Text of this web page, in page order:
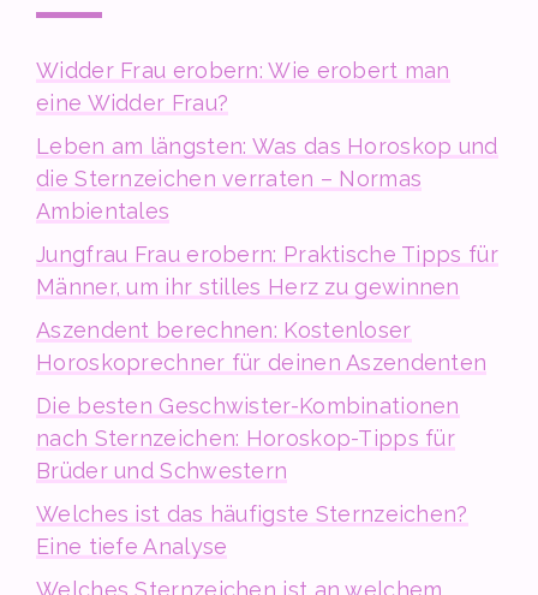
Widder Frau erobern: Wie erobert man
eine Widder Frau?
Leben am längsten: Was das Horoskop und
die Sternzeichen verraten – Normas
Ambientales
Jungfrau Frau erobern: Praktische Tipps für
Männer, um ihr stilles Herz zu gewinnen
Aszendent berechnen: Kostenloser
Horoskoprechner für deinen Aszendenten
Die besten Geschwister-Kombinationen
nach Sternzeichen: Horoskop-Tipps für
Brüder und Schwestern
Welches ist das häufigste Sternzeichen?
Eine tiefe Analyse